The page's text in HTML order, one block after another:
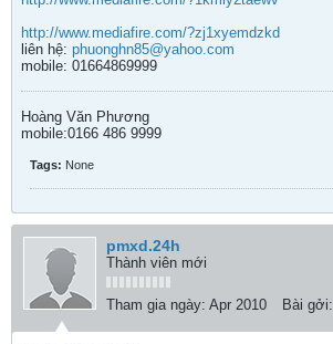
http://www.mediafire.com/?zj1xyemdzkd
liên hệ: phuonghn85@yahoo.com
mobile: 01664869999
Hoàng Văn Phương
mobile:0166 486 9999
Tags: None
pmxd.24h
Thành viên mới
Tham gia ngày: Apr 2010 Bài gởi: